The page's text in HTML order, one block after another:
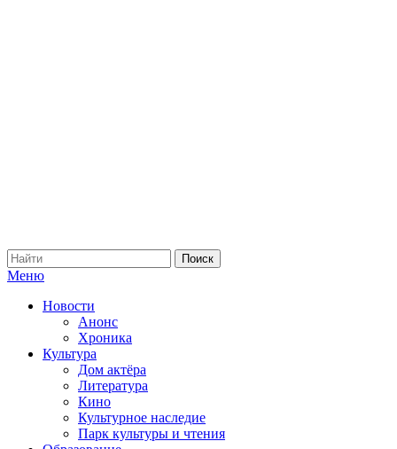
Меню
Новости
Анонс
Хроника
Культура
Дом актёра
Литература
Кино
Культурное наследие
Парк культуры и чтения